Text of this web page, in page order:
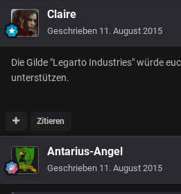
Claire
Geschrieben 11. August 2015
Die Gilde "Legarto Industries" würde
unterstützen.
Zitieren
Antarius-Angel
Geschrieben 11. August 2015